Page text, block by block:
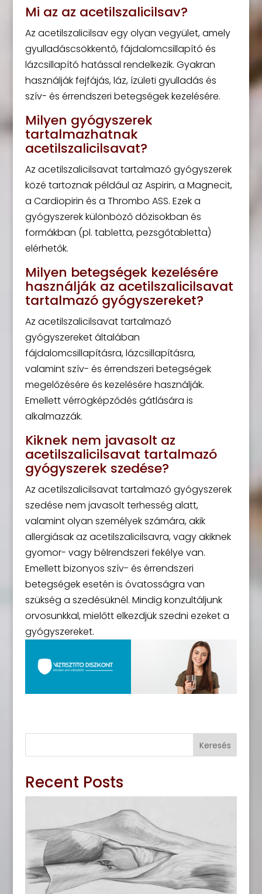
Mi az az acetilszalicilsav?
Az acetilszalicilsav egy olyan vegyület, amely
gyulladáscsökkentő, fájdalomcsillapító és
lázcsillapító hatással rendelkezik. Gyakran
használják fejfájás, láz, ízületi gyulladás és
szív- és érrendszeri betegségek kezelésére.
Milyen gyógyszerek
tartalmazhatnak
acetilszalicilsavat?
Az acetilszalicilsavat tartalmazó gyógyszerek
közé tartoznak például az Aspirin, a Magnecit,
a Cardiopirin és a Thrombo ASS. Ezek a
gyógyszerek különböző dózisokban és
formákban (pl. tabletta, pezsgőtabletta)
elérhetők.
Milyen betegségek kezelésére
használják az acetilszalicilsavat
tartalmazó gyógyszereket?
Az acetilszalicilsavat tartalmazó
gyógyszereket általában
fájdalomcsillapításra, lázcsillapításra,
valamint szív- és érrendszeri betegségek
megelőzésére és kezelésére használják.
Emellett vérrögképződés gátlására is
alkalmazzák.
Kiknek nem javasolt az
acetilszalicilsavat tartalmazó
gyógyszerek szedése?
Az acetilszalicilsavat tartalmazó gyógyszerek
szedése nem javasolt terhesség alatt,
valamint olyan személyek számára, akik
allergiásak az acetilszalicilsavra, vagy akiknek
gyomor- vagy bélrendszeri fekélye van.
Emellett bizonyos szív- és érrendszeri
betegségek esetén is óvatosságra van
szükség a szedésüknél. Mindig konzultáljunk
orvosunkkal, mielőtt elkezdjük szedni ezeket a
gyógyszereket.
Keresés
Recent Posts